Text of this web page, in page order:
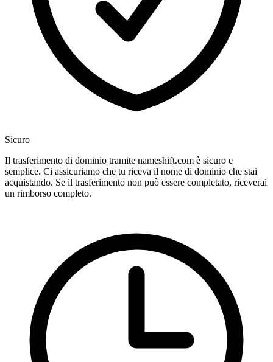
Sicuro
Il trasferimento di dominio tramite nameshift.com è sicuro e
semplice. Ci assicuriamo che tu riceva il nome di dominio che stai
acquistando. Se il trasferimento non può essere completato, riceverai
un rimborso completo.